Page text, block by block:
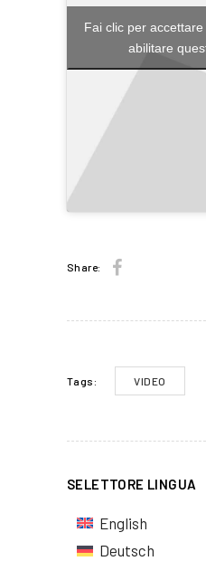
Fai clic per
abilitare
Share:
Tags: VIDEO
SELETTORE LINGUA
English
Deutsch